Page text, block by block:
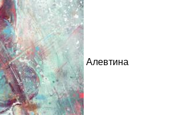
Алевтина